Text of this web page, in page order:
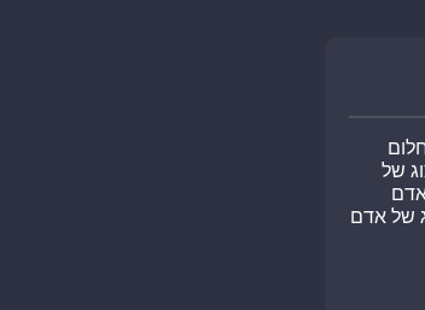
של
של אדם